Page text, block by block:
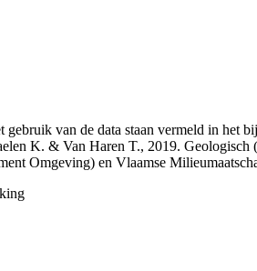
gebruik van de data staan vermeld in
K. & Van Haren T., 2019.
Omgeving) en Vlaamse